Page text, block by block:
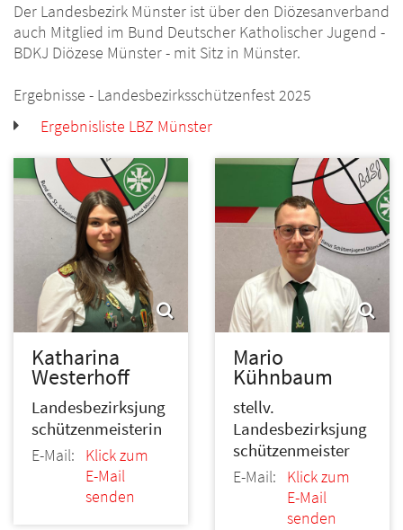
Der Landesbezirk Münster ist über den Diözesanverband
auch Mitglied im Bund Deutscher Katholischer Jugend -
BDKJ Diözese Münster - mit Sitz in Münster.
Ergebnisse - Landesbezirksschützenfest 2025
Ergebnisliste LBZ Münster
Katharina
Westerhoff
Landesbezirksjung
schützenmeisterin
E-Mail:
Klick zum
E-Mail
senden
Mario
Kühnbaum
stellv.
Landesbezirksjung
schützenmeister
E-Mail:
Klick zum
E-Mail
senden